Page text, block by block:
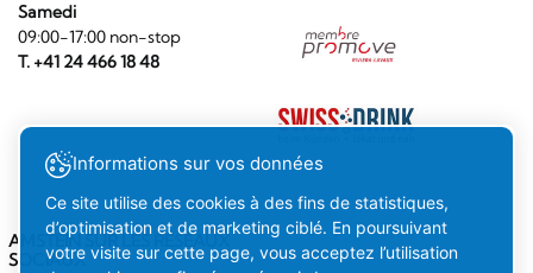
Samedi
09:00-17:00 non-stop
T. +41 24 466 18 48
AMSTEIN SUR LES RÉSEAUX
SOCIAUX
Informations sur vos données
Ce site utilise des cookies à des fins de statistiques,
d’optimisation et de marketing ciblé. En poursuivant
votre visite sur cette page, vous acceptez l’utilisation